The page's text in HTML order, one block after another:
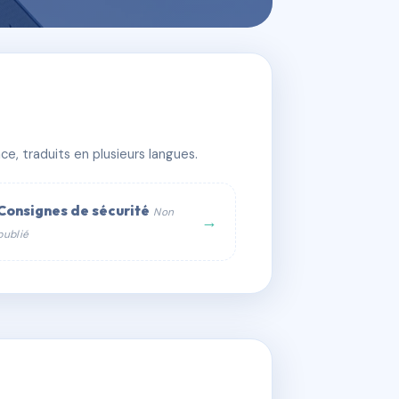
traduits en plusieurs langues.
de sécurité Non
→